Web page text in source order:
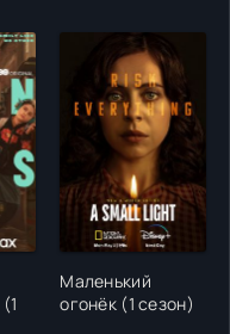
Маленький
огонёк (1 сезон)